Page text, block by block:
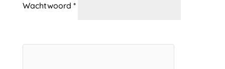
Wachtwoord *